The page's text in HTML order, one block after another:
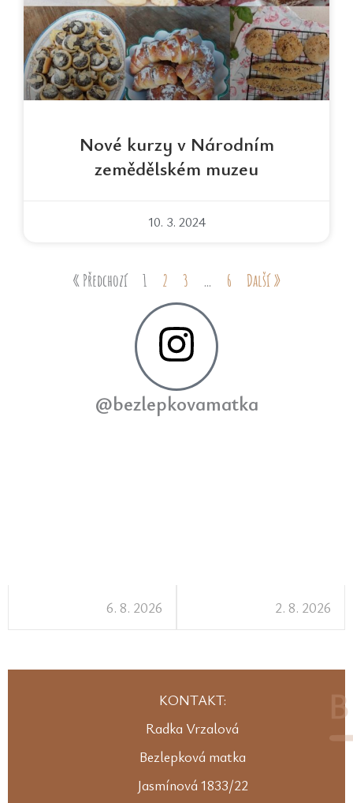
Nové kurzy v Národním
zemědělském muzeu
10. 3. 2024
« Předchozí 1 2 3 … 6 Další »
@bezlepkovamatka
6. 8. 2026 2. 8. 2026
KONTAKT:
Radka Vrzalová
Bezlepková matka
Jasmínová 1833/22